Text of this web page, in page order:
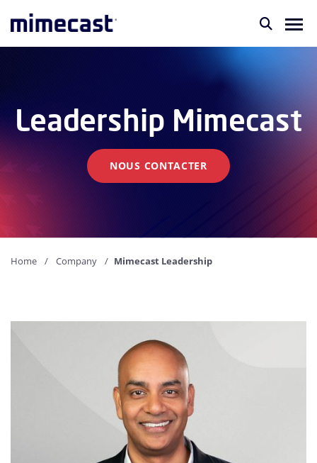
Leadership Mimecast
NOUS CONTACTER
Home Company Mimecast Leadership